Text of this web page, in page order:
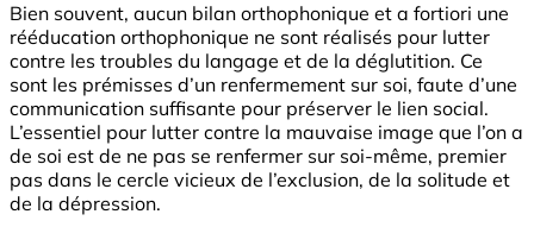
Bien souvent, aucun bilan orthophonique et a fortiori une
rééducation orthophonique ne sont réalisés pour lutter
contre les troubles du langage et de la déglutition. Ce
sont les prémisses d’un renfermement sur soi, faute d’une
communication suffisante pour préserver le lien social.
L’essentiel pour lutter contre la mauvaise image que l’on a
de soi est de ne pas se renfermer sur soi-même, premier
pas dans le cercle vicieux de l’exclusion, de la solitude et
de la dépression.